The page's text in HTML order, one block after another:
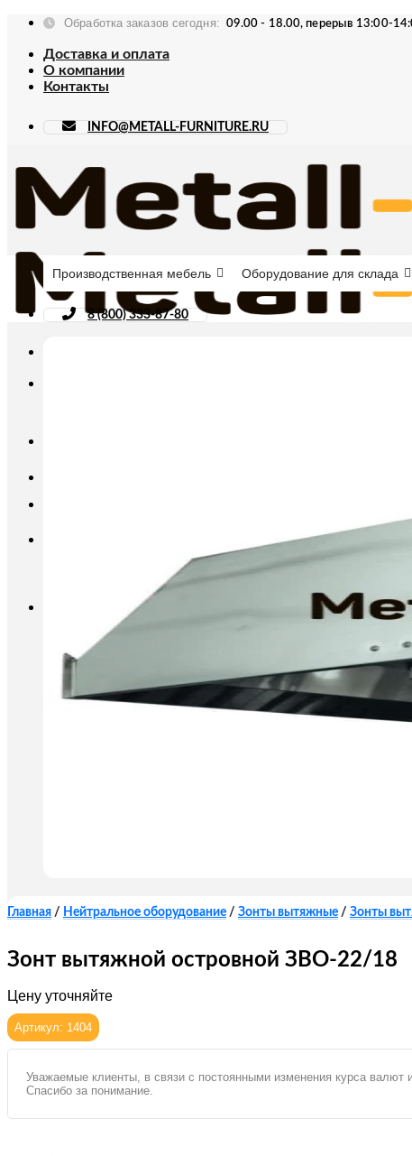
Skip
content
Обработка заказов сегодня: 09.00 - 18.00, перерыв 13:00-
Доставка и оплата
О компании
Контакты
INFO@METALL-FURNITURE.RU
Производственная мебель Оборудование для склада
8 (800) 333-87-80
Главная / Нейтральное оборудование / Зонты вытяжные / Зонты
Зонт вытяжной островной ЗВО-22/18
Цену уточняйте
Артикул: 1404
Уважаемые клиенты, в связи с постоянными изменения курса
Спасибо за понимание.